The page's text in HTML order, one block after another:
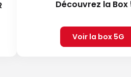
Découvrez la Box
Voir la box 5G